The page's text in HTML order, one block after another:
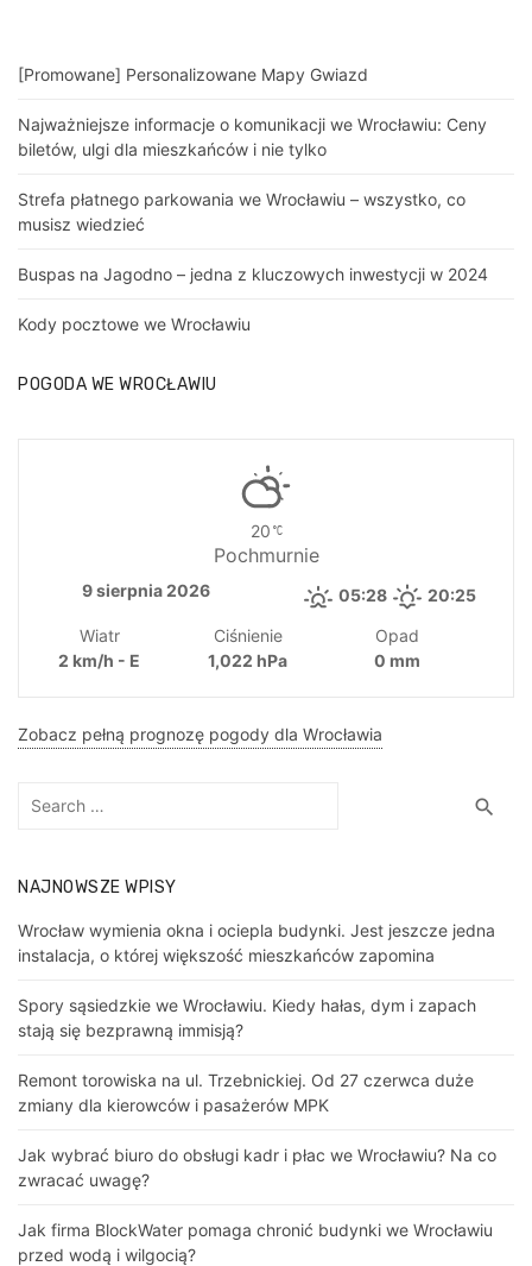
[Promowane] Personalizowane Mapy Gwiazd
Najważniejsze informacje o komunikacji we Wrocławiu: Ceny
biletów, ulgi dla mieszkańców i nie tylko
Strefa płatnego parkowania we Wrocławiu – wszystko, co
musisz wiedzieć
Buspas na Jagodno – jedna z kluczowych inwestycji w 2024
Kody pocztowe we Wrocławiu
POGODA WE WROCŁAWIU
20
Pochmurnie
9 sierpnia 2026 05:28 20:25
Wiatr
2 km/h - E
Ciśnienie
1,022 hPa
Opad
0 mm
Zobacz pełną prognozę pogody dla Wrocławia
Search
search
NAJNOWSZE WPISY
Wrocław wymienia okna i ociepla budynki. Jest jeszcze jedna
instalacja, o której większość mieszkańców zapomina
Spory sąsiedzkie we Wrocławiu. Kiedy hałas, dym i zapach
stają się bezprawną immisją?
Remont torowiska na ul. Trzebnickiej. Od 27 czerwca duże
zmiany dla kierowców i pasażerów MPK
Jak wybrać biuro do obsługi kadr i płac we Wrocławiu? Na co
zwracać uwagę?
Jak firma BlockWater pomaga chronić budynki we Wrocławiu
przed wodą i wilgocią?